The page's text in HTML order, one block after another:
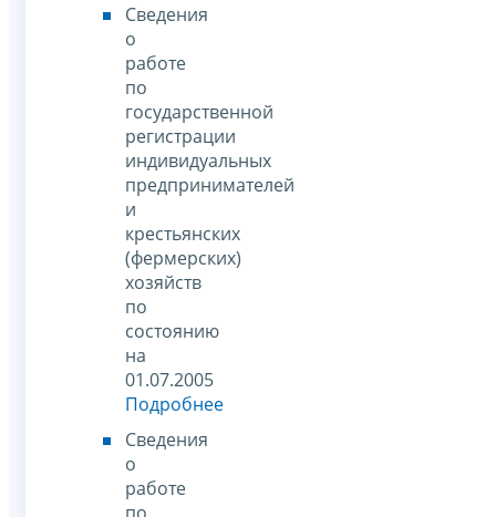
Сведения
о
работе
по
государственной
регистрации
индивидуальных
предпринимателей
и
крестьянских
(фермерских)
хозяйств
по
состоянию
на
01.07.2005
Подробнее
Сведения
о
работе